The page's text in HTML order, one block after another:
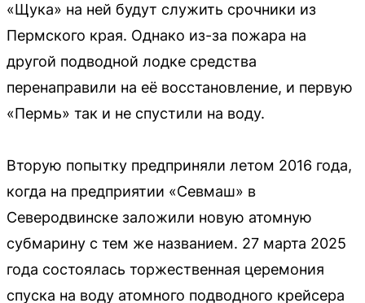
«Щука» на ней будут служить срочники из
Пермского края. Однако из-за пожара на
другой подводной лодке средства
перенаправили на её восстановление, и первую
«Пермь» так и не спустили на воду.
Вторую попытку предприняли летом 2016 года,
когда на предприятии «Севмаш» в
Северодвинске заложили новую атомную
субмарину с тем же названием. 27 марта 2025
года состоялась торжественная церемония
спуска на воду атомного подводного крейсера